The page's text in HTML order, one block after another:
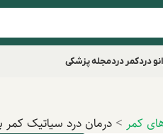
دردکمر دردمجله پزشکی
کمر > درمان درد سیاتیک